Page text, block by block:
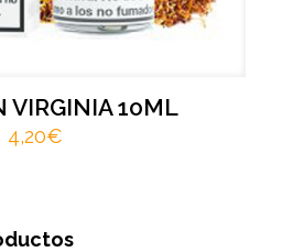
VIRGINIA 10ML
4,20€